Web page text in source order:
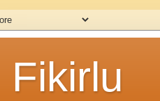
Fikirlu